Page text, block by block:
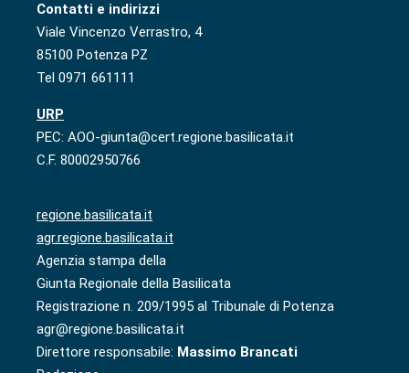
Contatti e indirizzi
Viale Vincenzo Verrastro, 4
85100 Potenza PZ
Tel 0971 661111
URP
PEC: AOO-giunta@cert.regione.basilicata.it
C.F. 80002950766
regione.basilicata.it
agr.regione.basilicata.it
Agenzia stampa della
Giunta Regionale della Basilicata
Registrazione n. 209/1995 al Tribunale di Potenza
agr@regione.basilicata.it
Direttore responsabile: Massimo Brancati